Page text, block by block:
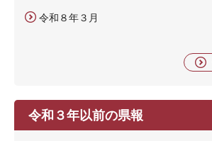
令和８年３月
令和３年以前の県報